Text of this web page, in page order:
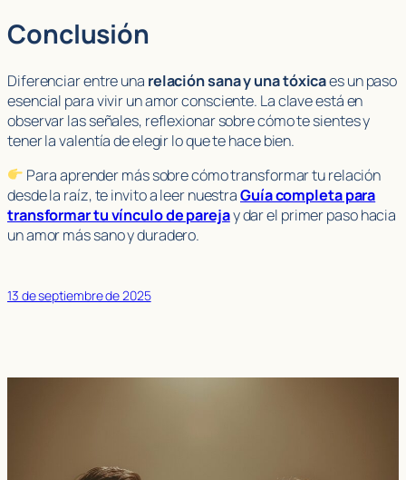
Conclusión
Diferenciar entre una relación sana y una tóxicaes un paso
esencial para vivir un amor consciente. La clave está en
observar las señales, reflexionar sobre cómo te sientes y
tener la valentía de elegir lo que te hace bien.
Para aprender más sobre cómo transformar tu relación
desde la raíz, te invito a leer nuestraGuía completa para
transformar tu vínculo de parejay dar el primer paso hacia
un amor más sano y duradero.
13 de septiembre de 2025